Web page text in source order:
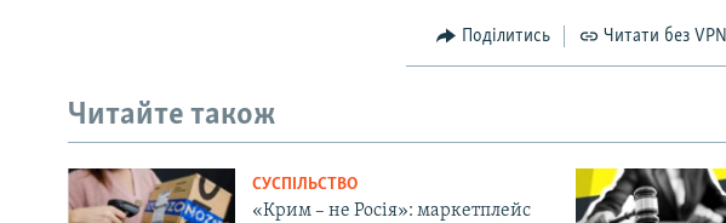
Поділитись Читати без VPN
Читайте також
СУСПІЛЬСТВО
«Крим – не Росія»: маркетплейс